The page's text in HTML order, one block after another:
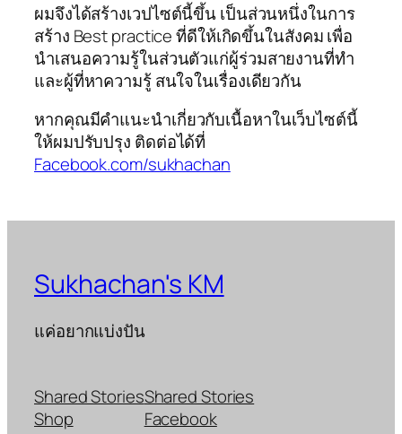
ผมจึงได้สร้างเวปไซต์นี้ขึ้น เป็นส่วนหนึ่งในการ
สร้าง Best practice ที่ดีให้เกิดขึ้นในสังคม เพื่อ
นำเสนอความรู้ในส่วนตัวแก่ผู้ร่วมสายงานที่ทำ
และผู้ที่หาความรู้ สนใจในเรื่องเดียวกัน
หากคุณมีคำแนะนำเกี่ยวกับเนื้อหาในเว็บไซต์นี้
ให้ผมปรับปรุง ติดต่อได้ที่
Facebook.com/sukhachan
Sukhachan's KM
แค่อยากแบ่งปัน
Shared Stories
Shop
Shared Stories
Facebook